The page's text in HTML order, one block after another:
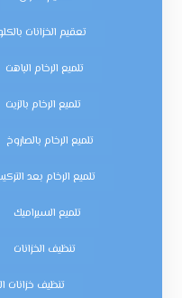
تعقيم الخزانات
تلميع الرخام الباهت
تلميع الرخام بالزيت
تلميع الرخام بالصاروخ
تلميع الرخام بعد
تلميع السيراميك
تنظيف الخزانات
تنظيف خزانات